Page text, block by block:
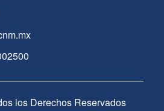
los Derechos Reservados